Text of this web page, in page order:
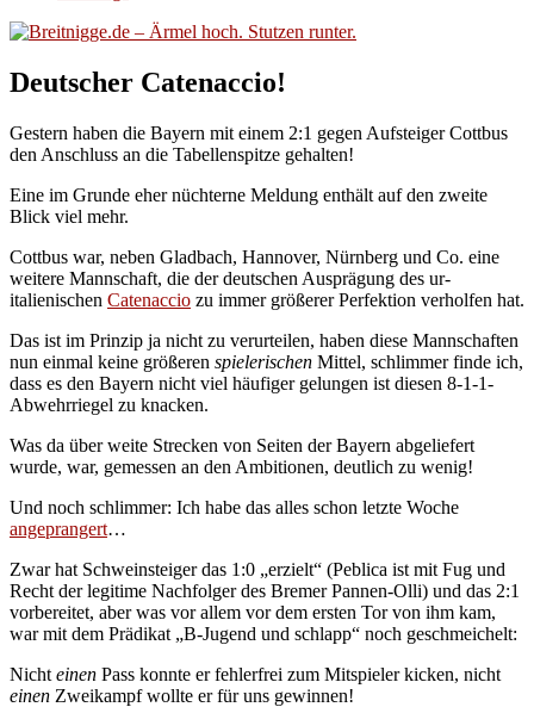
Deutscher Catenaccio!
Gestern haben die Bayern mit einem 2:1 gegen Aufsteiger Cottbus
den Anschluss an die Tabellenspitze gehalten!
Eine im Grunde eher nüchterne Meldung enthält auf den zweite
Blick viel mehr.
Cottbus war, neben Gladbach, Hannover, Nürnberg und Co. eine
weitere Mannschaft, die der deutschen Ausprägung des ur-
italienischen Catenaccio zu immer größerer Perfektion verholfen hat.
Das ist im Prinzip ja nicht zu verurteilen, haben diese Mannschaften
nun einmal keine größeren spielerischen Mittel, schlimmer finde ich,
dass es den Bayern nicht viel häufiger gelungen ist diesen 8-1-1-
Abwehrriegel zu knacken.
Was da über weite Strecken von Seiten der Bayern abgeliefert
wurde, war, gemessen an den Ambitionen, deutlich zu wenig!
Und noch schlimmer: Ich habe das alles schon letzte Woche
angeprangert…
Zwar hat Schweinsteiger das 1:0 „erzielt“ (Peblica ist mit Fug und
Recht der legitime Nachfolger des Bremer Pannen-Olli) und das 2:1
vorbereitet, aber was vor allem vor dem ersten Tor von ihm kam,
war mit dem Prädikat „B-Jugend und schlapp“ noch geschmeichelt:
Nicht einen Pass konnte er fehlerfrei zum Mitspieler kicken, nicht
einen Zweikampf wollte er für uns gewinnen!